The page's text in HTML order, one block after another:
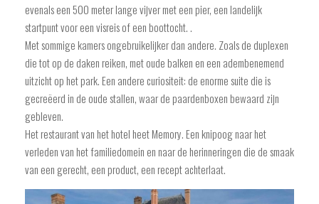
evenals een 500 meter lange vijver met een pier, een landelijk
startpunt voor een visreis of een boottocht. .
Met sommige kamers ongebruikelijker dan andere. Zoals de duplexen
die tot op de daken reiken, met oude balken en een adembenemend
uitzicht op het park. Een andere curiositeit: de enorme suite die is
gecreëerd in de oude stallen, waar de paardenboxen bewaard zijn
gebleven.
Het restaurant van het hotel heet Memory. Een knipoog naar het
verleden van het familiedomein en naar de herinneringen die de smaak
van een gerecht, een product, een recept achterlaat.